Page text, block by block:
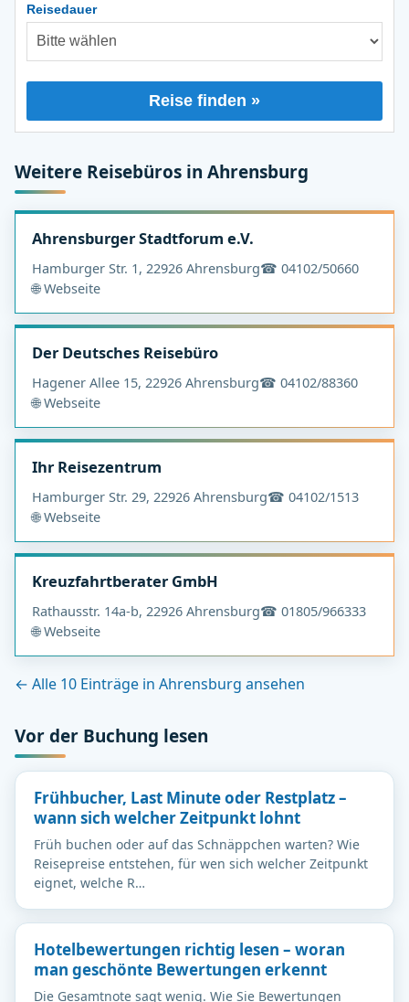
Reisedauer
Reise finden »
Weitere Reisebüros in Ahrensburg
Ahrensburger Stadtforum e.V.
Hamburger Str. 1, 22926 Ahrensburg☎ 04102/50660
🌐 Webseite
Der Deutsches Reisebüro
Hagener Allee 15, 22926 Ahrensburg☎ 04102/88360
🌐 Webseite
Ihr Reisezentrum
Hamburger Str. 29, 22926 Ahrensburg☎ 04102/1513
🌐 Webseite
Kreuzfahrtberater GmbH
Rathausstr. 14a-b, 22926 Ahrensburg☎ 01805/966333
🌐 Webseite
← Alle 10 Einträge in Ahrensburg ansehen
Vor der Buchung lesen
Frühbucher, Last Minute oder Restplatz –
wann sich welcher Zeitpunkt lohnt
Früh buchen oder auf das Schnäppchen warten? Wie
Reisepreise entstehen, für wen sich welcher Zeitpunkt
eignet, welche R…
Hotelbewertungen richtig lesen – woran
man geschönte Bewertungen erkennt
Die Gesamtnote sagt wenig. Wie Sie Bewertungen